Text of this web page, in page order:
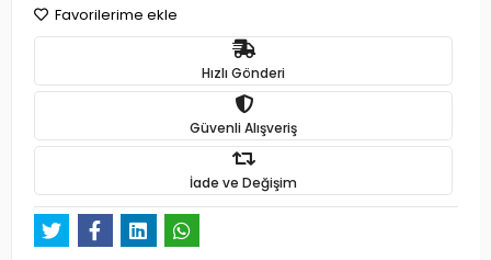
Favorilerime ekle
Hızlı Gönderi
Güvenli Alışveriş
İade ve Değişim